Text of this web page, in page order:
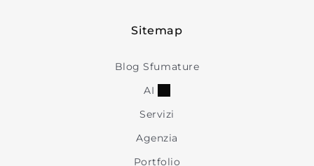
Sitemap
Blog Sfumature
AI
Servizi
Agenzia
Portfolio